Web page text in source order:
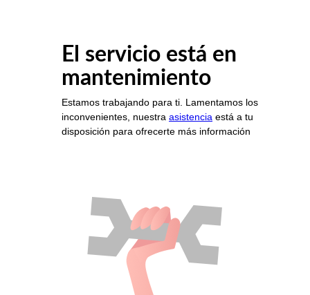
El servicio está en
mantenimiento
Estamos trabajando para ti. Lamentamos los
inconvenientes, nuestra asistencia está a tu
disposición para ofrecerte más información